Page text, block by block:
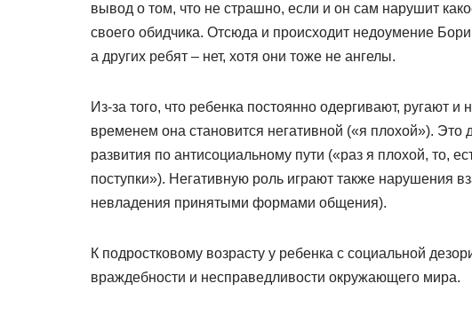
вывод о том, что не страшно, если и он сам нарушит
своего обидчика. Отсюда и происходит недоумение
а других ребят – нет, хотя они тоже не ангелы.
Из-за того, что ребенка постоянно одергивают, ругают
временем она становится негативной («я плохой»). Это
развития по антисоциальному пути («раз я плохой, то,
поступки»). Негативную роль играют также нарушения
невладения принятыми формами общения).
К подростковому возрасту у ребенка с социальной
враждебности и несправедливости окружающего мира.